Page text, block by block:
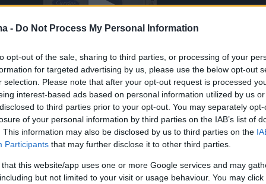
- Do Not Process My Personal Information
opt-out of the sale, sharing to third parties, or processing of your
for targeted advertising by us, please use the below opt-out
selection. Please note that after your opt-out request is processed
interest-based ads based on personal information utilized by us
to third parties prior to your opt-out. You may separately
of your personal information by third parties on the IAB’s list of
This information may also be disclosed by us to third parties on the
Participants that may further disclose it to other third parties.
that this website/app uses one or more Google services and may
but not limited to your visit or usage behaviour. You may
έφτασαν στα ναρκωτικά